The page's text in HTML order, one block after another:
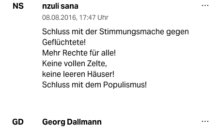
NS nzuli sana
08.08.2016, 17:47 Uhr
Schluss mit der Stimmungsmache gegen
Geflüchtete!
Mehr Rechte für alle!
Keine vollen Zelte,
keine leeren Häuser!
Schluss mit dem Populismus!
GD Georg Dallmann